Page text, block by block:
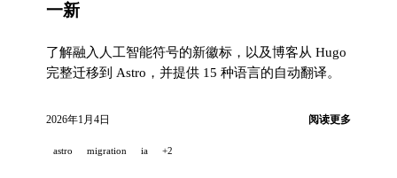
一新
了解融入人工智能符号的新徽标，以及博客从 Hugo
完整迁移到 Astro，并提供 15 种语言的自动翻译。
2026年1月4日 阅读更多
astro migration ia +2